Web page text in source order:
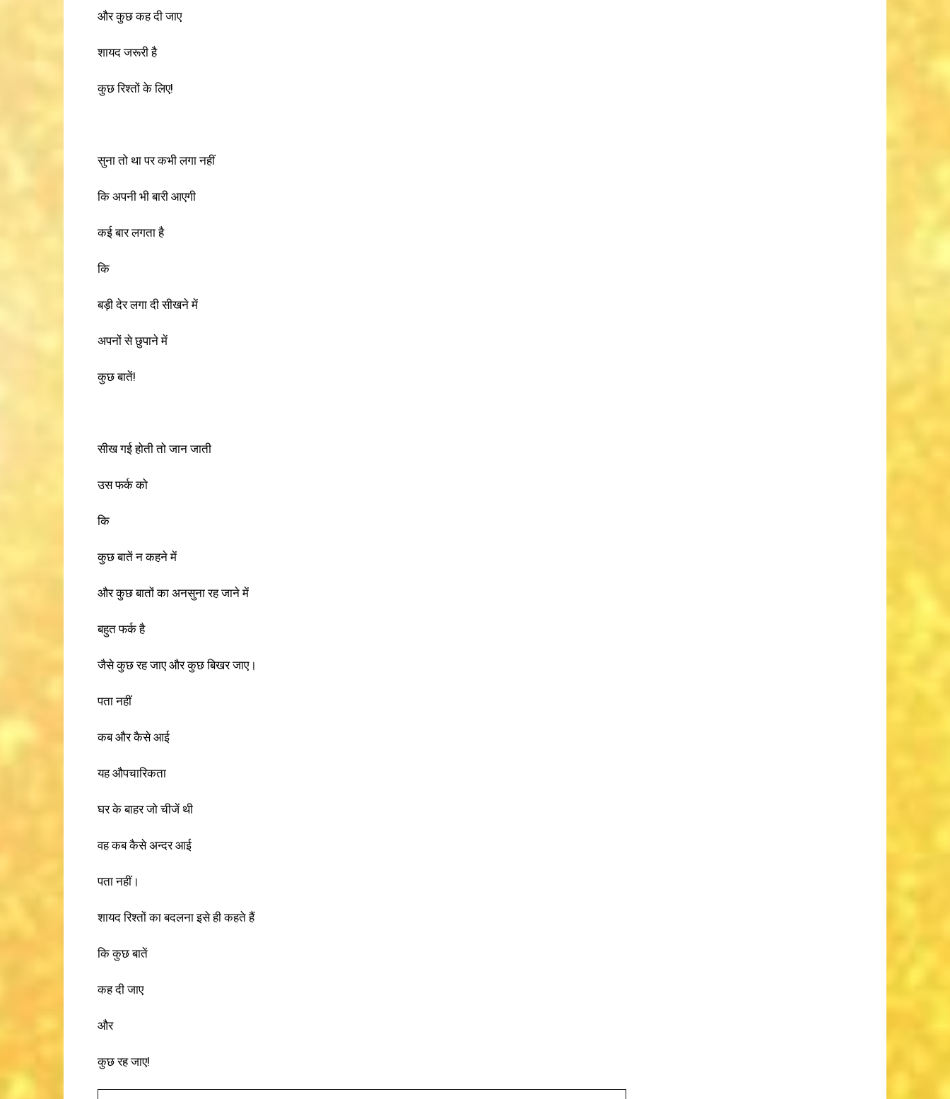
और कुछ कह दी जाए
शायद जरूरी है
कुछ रिश्तों के लिए!
सुना तो था पर कभी लगा नहीं
कि अपनी भी बारी आएगी
कई बार लगता है
कि
बड़ी देर लगा दी सीखने में
अपनों से छुपाने में
कुछ बातें!
सीख गई होती तो जान जाती
उस फर्क को
कि
कुछ बातें न कहने में
और कुछ बातों का अनसुना रह जाने में
बहुत फर्क है
जैसे कुछ रह जाए और कुछ बिखर जाए।
पता नहीं
कब और कैसे आई
यह औपचारिकता
घर के बाहर जो चीजें थी
वह कब कैसे अन्दर आई
पता नहीं।
शायद रिश्तों का बदलना इसे ही कहते हैं
कि कुछ बातें
कह दी जाए
और
कुछ रह जाए!